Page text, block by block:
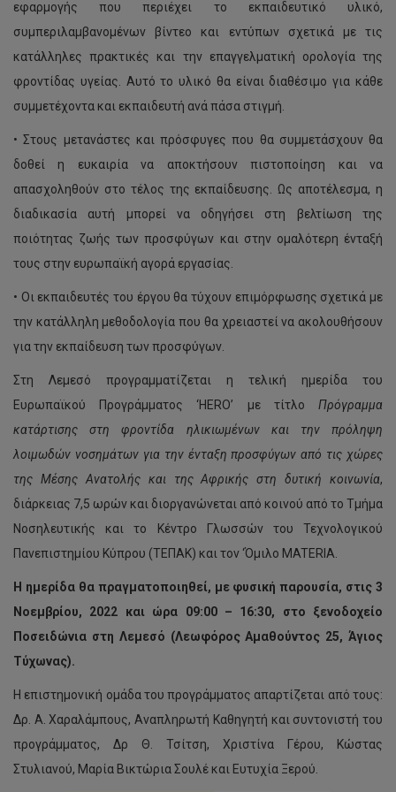
εφαρμογής που περιέχει το εκπαιδευτικό υλικό,
συμπεριλαμβανομένων βίντεο και εντύπων σχετικά με τις
κατάλληλες πρακτικές και την επαγγελματική ορολογία της
φροντίδας υγείας. Αυτό το υλικό θα είναι διαθέσιμο για κάθε
συμμετέχοντα και εκπαιδευτή ανά πάσα στιγμή.
• Στους μετανάστες και πρόσφυγες που θα συμμετάσχουν θα
δοθεί η ευκαιρία να αποκτήσουν πιστοποίηση και να
απασχοληθούν στο τέλος της εκπαίδευσης. Ως αποτέλεσμα, η
διαδικασία αυτή μπορεί να οδηγήσει στη βελτίωση της
ποιότητας ζωής των προσφύγων και στην ομαλότερη ένταξή
τους στην ευρωπαϊκή αγορά εργασίας.
• Οι εκπαιδευτές του έργου θα τύχουν επιμόρφωσης σχετικά με
την κατάλληλη μεθοδολογία που θα χρειαστεί να ακολουθήσουν
για την εκπαίδευση των προσφύγων.
Στη Λεμεσό προγραμματίζεται η τελική ημερίδα του
Ευρωπαϊκού Προγράμματος ‘HERO’ με τίτλο Πρόγραμμα
κατάρτισης στη φροντίδα ηλικιωμένων και την πρόληψη
λοιμωδών νοσημάτων για την ένταξη προσφύγων από τις χώρες
της Μέσης Ανατολής και της Αφρικής στη δυτική κοινωνία,
διάρκειας 7,5 ωρών και διοργανώνεται από κοινού από το Τμήμα
Νοσηλευτικής και το Κέντρο Γλωσσών του Τεχνολογικού
Πανεπιστημίου Κύπρου (ΤΕΠΑΚ) και τον ‘Όμιλο MATERIA.
Η ημερίδα θα πραγματοποιηθεί, με φυσική παρουσία, στις 3
Νοεμβρίου, 2022 και ώρα 09:00 – 16:30, στο ξενοδοχείο
Ποσειδώνια στη Λεμεσό (Λεωφόρος Αμαθούντος 25, Άγιος
Τύχωνας).
Η επιστημονική ομάδα του προγράμματος απαρτίζεται από τους:
Δρ. Α. Χαραλάμπους, Αναπληρωτή Καθηγητή και συντονιστή του
προγράμματος, Δρ Θ. Τσίτση, Χριστίνα Γέρου, Κώστας
Στυλιανού, Μαρία Βικτώρια Σουλέ και Ευτυχία Ξερού.
ΤΕΠΑΚ: